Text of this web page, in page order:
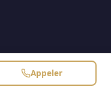
Appeler